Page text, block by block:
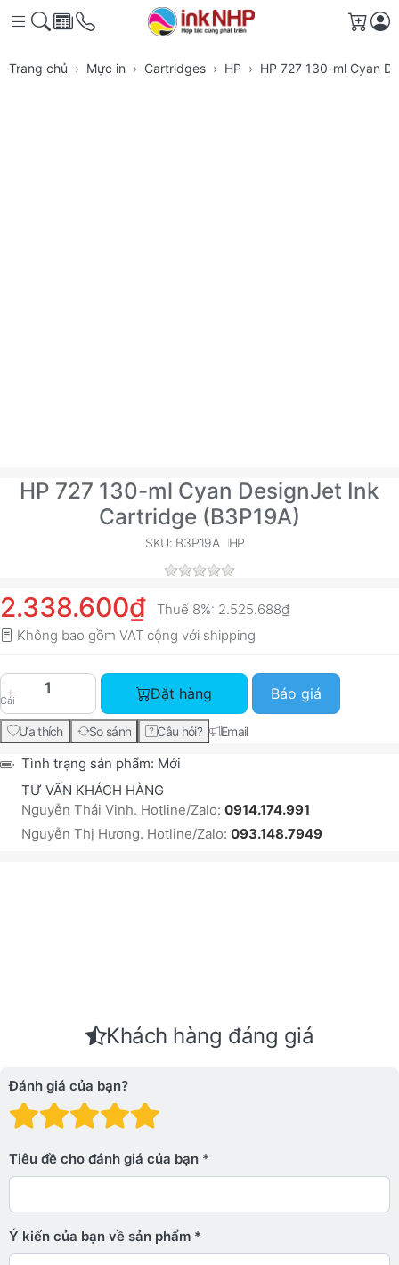
Giỏ
Trang chủ Mực in Cartridges HP HP 727 130-ml Cyan
HP 727 130-ml Cyan DesignJet Ink
Cartridge (B3P19A)
SKU: B3P19A HP
2.338.600₫ Thuế 8%: 2.525.688₫
Không bao gồm VAT cộng với shipping
Cái
HP 727 130-ml Cyan DesignJet Ink Cartridge
Đặt hàng Báo giá
Ưa thích So sánh Câu hỏi? Email
Tình trạng sản phẩm: Mới
TƯ VẤN KHÁCH HÀNG
Nguyễn Thái Vinh. Hotline/Zalo: 0914.174.991
Nguyễn Thị Hương. Hotline/Zalo: 093.148.7949
Khách hàng đáng giá
Đánh giá của bạn?
Đánh giá: 4 trên 5
Đánh giá: 3 trên 5 sao.
Đánh giá: 2 trên 5 sao.
Đánh giá: 1 trên 5 sao. Xấu
Tiêu đề cho đánh giá của bạn
Ý kiến ​​của bạn về sản phẩm